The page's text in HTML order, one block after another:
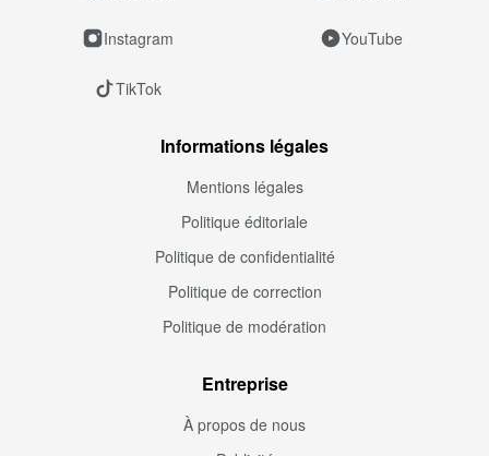
Instagram YouTube
TikTok
Informations légales
Mentions légales
Politique éditoriale
Politique de confidentialité
Politique de correction
Politique de modération
Entreprise
À propos de nous